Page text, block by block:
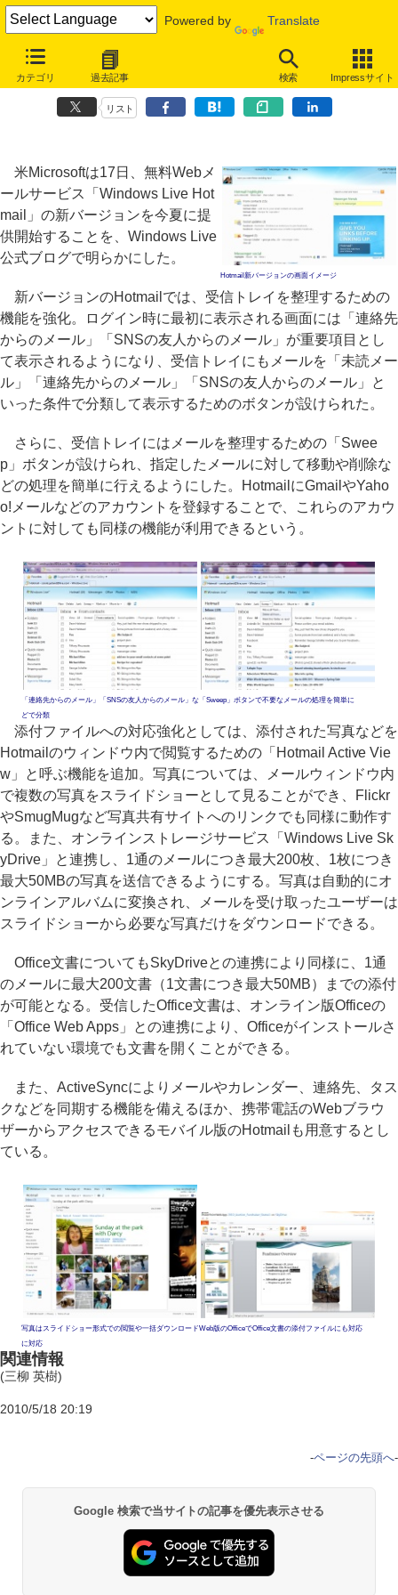
Powered by Translate
カテゴリ 過去記事 検索 Impressサイト
「Hotmail」が今夏リニューアル、SkyDriveやWeb版Officeとの連携
リスト
Hotmail新バージョンの画面イメージ
米Microsoftは17日、無料Webメ
ールサービス「Windows Live Hot
mail」の新バージョンを今夏に提
供開始することを、Windows Live
公式ブログで明らかにした。
新バージョンのHotmailでは、受信トレイを整理するための
機能を強化。ログイン時に最初に表示される画面には「連絡先
からのメール」「SNSの友人からのメール」が重要項目とし
て表示されるようになり、受信トレイにもメールを「未読メー
ル」「連絡先からのメール」「SNSの友人からのメール」と
いった条件で分類して表示するためのボタンが設けられた。
さらに、受信トレイにはメールを整理するための「Swee
p」ボタンが設けられ、指定したメールに対して移動や削除な
どの処理を簡単に行えるようにした。HotmailにGmailやYaho
o!メールなどのアカウントを登録することで、これらのアカウ
ントに対しても同様の機能が利用できるという。
「連絡先からのメール」「SNSの友人からのメール」な
どで分類
「Sweep」ボタンで不要なメールの処理を簡単に
添付ファイルへの対応強化としては、添付された写真などを
Hotmailのウィンドウ内で閲覧するための「Hotmail Active Vie
w」と呼ぶ機能を追加。写真については、メールウィンドウ内
で複数の写真をスライドショーとして見ることができ、Flickr
やSmugMugなど写真共有サイトへのリンクでも同様に動作す
る。また、オンラインストレージサービス「Windows Live Sk
yDrive」と連携し、1通のメールにつき最大200枚、1枚につき
最大50MBの写真を送信できるようにする。写真は自動的にオ
ンラインアルバムに変換され、メールを受け取ったユーザーは
スライドショーから必要な写真だけをダウンロードできる。
Office文書についてもSkyDriveとの連携により同様に、1通
のメールに最大200文書（1文書につき最大50MB）までの添付
が可能となる。受信したOffice文書は、オンライン版Officeの
「Office Web Apps」との連携により、Officeがインストールさ
れていない環境でも文書を開くことができる。
また、ActiveSyncによりメールやカレンダー、連絡先、タス
クなどを同期する機能を備えるほか、携帯電話のWebブラウ
ザーからアクセスできるモバイル版のHotmailも用意するとし
ている。
写真はスライドショー形式での閲覧や一括ダウンロード
に対応
Web版のOfficeでOffice文書の添付ファイルにも対応
関連情報
(三柳 英樹)
2010/5/18 20:19
-ページの先頭へ-
Google 検索で当サイトの記事を優先表示させる